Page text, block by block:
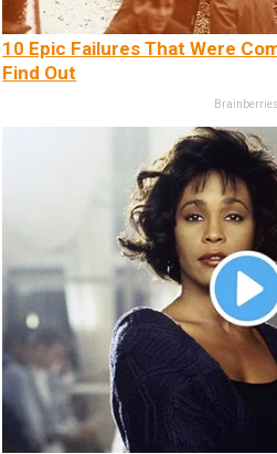
10 Epic Failures That Were
Find Out
Brainberries